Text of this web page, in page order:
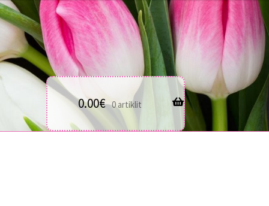
0.00€ 0 artiklit